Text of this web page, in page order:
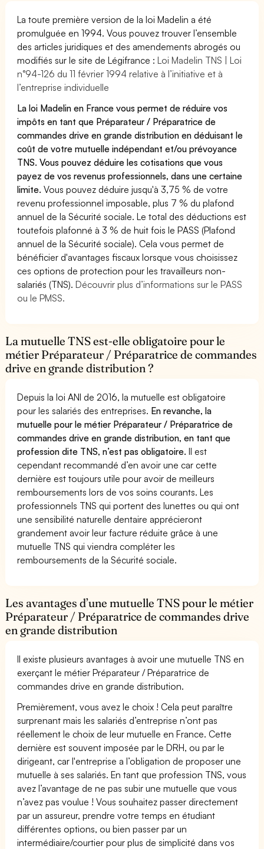
La toute première version de la loi Madelin a été
promulguée en 1994. Vous pouvez trouver l’ensemble
des articles juridiques et des amendements abrogés ou
modifiés sur le site de Légifrance :Loi Madelin TNS | Loi
n°94-126 du 11 février 1994 relative à l’initiative et à
l’entreprise individuelle
La loi Madelin en France vous permet de réduire vos
impôts en tant que Préparateur / Préparatrice de
commandes drive en grande distribution en déduisant le
coût de votre mutuelle indépendant et/ou prévoyance
TNS. Vous pouvez déduire les cotisations que vous
payez de vos revenus professionnels, dans une certaine
limite.Vous pouvez déduire jusqu'à 3,75 % de votre
revenu professionnel imposable, plus 7 % du plafond
annuel de la Sécurité sociale. Le total des déductions est
toutefois plafonné à 3 % de huit fois le PASS (Plafond
annuel de la Sécurité sociale). Cela vous permet de
bénéficier d'avantages fiscaux lorsque vous choisissez
ces options de protection pour les travailleurs non-
salariés (TNS).Découvrir plus d’informations sur le PASS
ou le PMSS.
La mutuelle TNS est-elle obligatoire pour le
métier Préparateur / Préparatrice de commandes
drive en grande distribution ?
Depuis la loi ANI de 2016, la mutuelle est obligatoire
pour les salariés des entreprises. En revanche, la
mutuelle pour le métier Préparateur / Préparatrice de
commandes drive en grande distribution, en tant que
profession dite TNS, n’est pas obligatoire.Il est
cependant recommandé d’en avoir une car cette
dernière est toujours utile pour avoir de meilleurs
remboursements lors de vos soins courants. Les
professionnels TNS qui portent des lunettes ou qui ont
une sensibilité naturelle dentaire apprécieront
grandement avoir leur facture réduite grâce à une
mutuelle TNS qui viendra compléter les
remboursements de la Sécurité sociale.
Les avantages d’une mutuelle TNS pour le métier
Préparateur / Préparatrice de commandes drive
en grande distribution
Il existe plusieurs avantages à avoir une mutuelle TNS en
exerçant le métier Préparateur / Préparatrice de
commandes drive en grande distribution.
Premièrement, vous avez le choix ! Cela peut paraître
surprenant mais les salariés d’entreprise n’ont pas
réellement le choix de leur mutuelle en France. Cette
dernière est souvent imposée par le DRH, ou par le
dirigeant, car l'entreprise a l’obligation de proposer une
mutuelle à ses salariés. En tant que profession TNS, vous
avez l’avantage de ne pas subir une mutuelle que vous
n’avez pas voulue ! Vous souhaitez passer directement
par un assureur, prendre votre temps en étudiant
différentes options, ou bien passer par un
intermédiaire/courtier pour plus de simplicité dans vos